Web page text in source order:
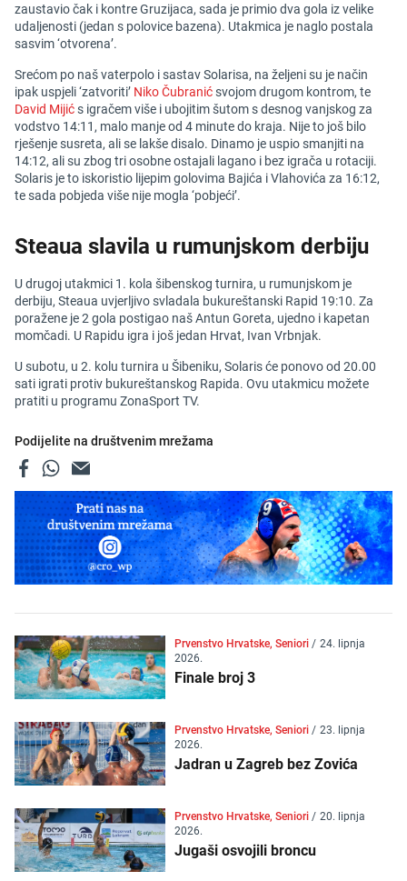
zaustavio čak i kontre Gruzijaca, sada je primio dva gola iz velike
udaljenosti (jedan s polovice bazena). Utakmica je naglo postala
sasvim ‘otvorena’.
Srećom po naš vaterpolo i sastav Solarisa, na željeni su je način
ipak uspjeli ‘zatvoriti’ Niko Čubranićsvojom drugom kontrom, te
David Mijićs igračem više i ubojitim šutom s desnog vanjskog za
vodstvo 14:11, malo manje od 4 minute do kraja. Nije to još bilo
rješenje susreta, ali se lakše disalo. Dinamo je uspio smanjiti na
14:12, ali su zbog tri osobne ostajali lagano i bez igrača u rotaciji.
Solaris je to iskoristio lijepim golovima Bajića i Vlahovića za 16:12,
te sada pobjeda više nije mogla ‘pobjeći’.
Steaua slavila u rumunjskom derbiju
U drugoj utakmici 1. kola šibenskog turnira, u rumunjskom je
derbiju, Steaua uvjerljivo svladala bukureštanski Rapid 19:10. Za
poražene je 2 gola postigao naš Antun Goreta, ujedno i kapetan
momčadi. U Rapidu igra i još jedan Hrvat, Ivan Vrbnjak.
U subotu, u 2. kolu turnira u Šibeniku, Solaris će ponovo od 20.00
sati igrati protiv bukureštanskog Rapida. Ovu utakmicu možete
pratiti u programu ZonaSport TV.
Podijelite na društvenim mrežama
Prvenstvo Hrvatske, Seniori / 24. lipnja
2026.
Finale broj 3
Prvenstvo Hrvatske, Seniori / 23. lipnja
2026.
Jadran u Zagreb bez Zovića
Prvenstvo Hrvatske, Seniori / 20. lipnja
2026.
Jugaši osvojili broncu